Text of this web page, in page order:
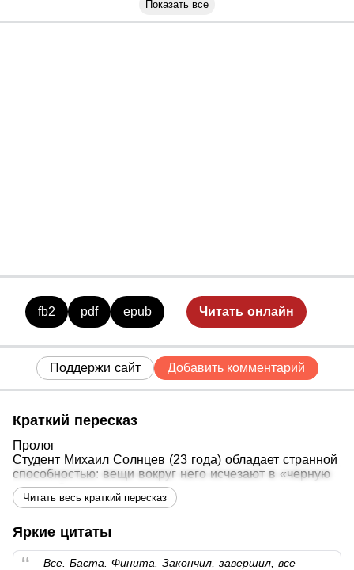
Показать все
fb2 pdf epub Читать онлайн
Поддержи сайт Добавить комментарий
Краткий пересказ
Пролог
Студент Михаил Солнцев (23 года) обладает странной
способностью: вещи вокруг него исчезают в «черную
дыру». Он сдает курсовую, но просыпается от толчка и
оказывается в 1941 году в теле диверсанта Вацлава
Глава 1. Освобождение
Михаил (капитан Михайлов) приходит в себя среди
Читать весь краткий пересказ
Яркие цитаты
Все. Баста. Финита. Закончил, завершил, все